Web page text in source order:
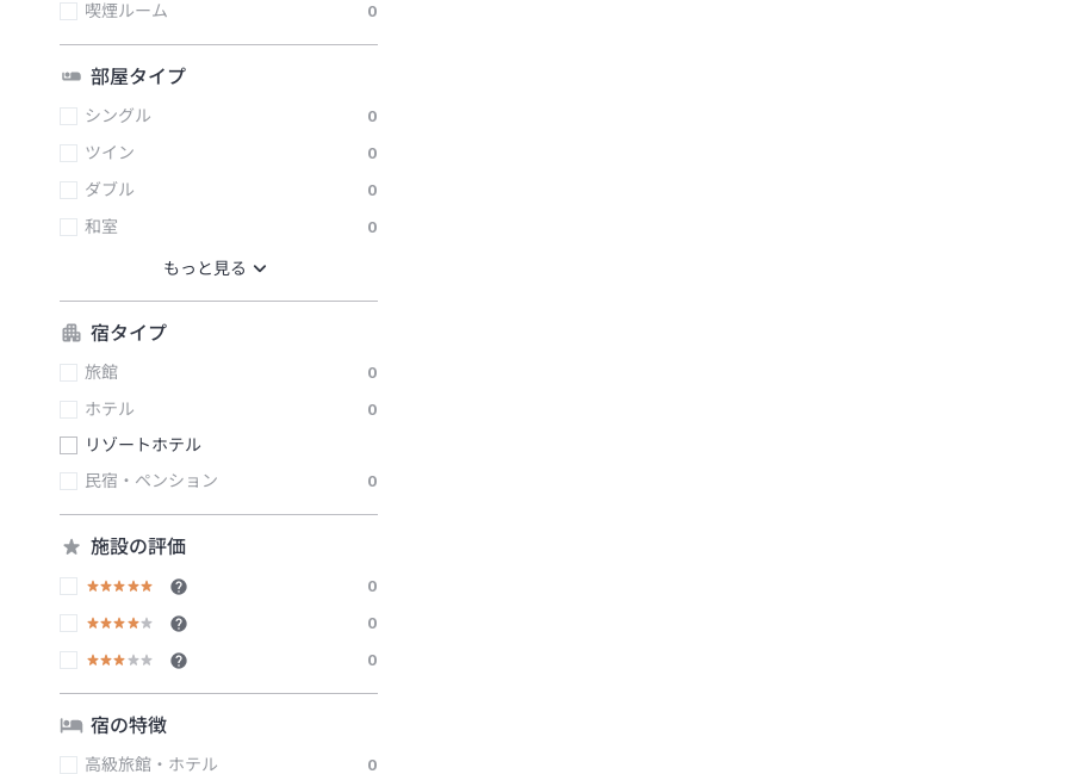
喫煙ルーム
0
部屋タイプ
シングル
0
ツイン
0
ダブル
0
和室
0
宿タイプ
旅館
0
ホテル
0
リゾートホテル
民宿・ペンション
0
施設の評価
0
0
0
宿の特徴
高級旅館・ホテル
0